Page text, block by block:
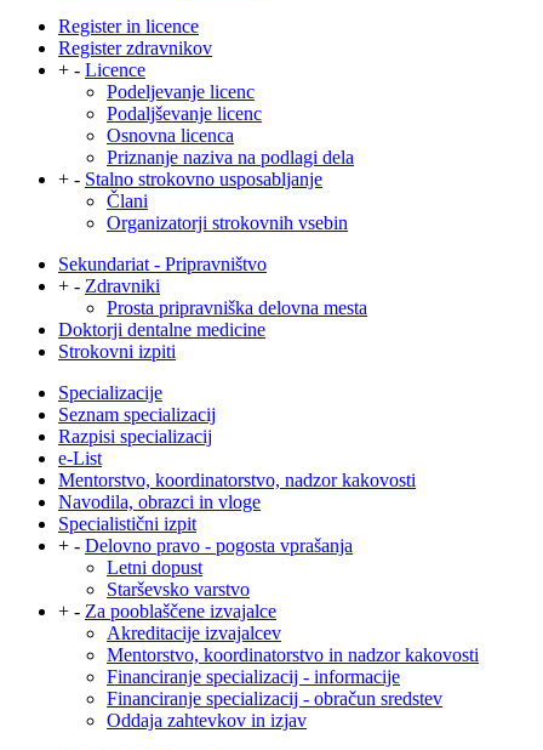
Register in licence
Register zdravnikov
+ - Licence
Podeljevanje licenc
Podaljševanje licenc
Osnovna licenca
Priznanje naziva na podlagi dela
+ - Stalno strokovno usposabljanje
Člani
Organizatorji strokovnih vsebin
Sekundariat - Pripravništvo
+ - Zdravniki
Prosta pripravniška delovna mesta
Doktorji dentalne medicine
Strokovni izpiti
Specializacije
Seznam specializacij
Razpisi specializacij
e-List
Mentorstvo, koordinatorstvo, nadzor kakovosti
Navodila, obrazci in vloge
Specialistični izpit
+ - Delovno pravo - pogosta vprašanja
Letni dopust
Starševsko varstvo
+ - Za pooblaščene izvajalce
Akreditacije izvajalcev
Mentorstvo, koordinatorstvo in nadzor kakovosti
Financiranje specializacij - informacije
Financiranje specializacij - obračun sredstev
Oddaja zahtevkov in izjav